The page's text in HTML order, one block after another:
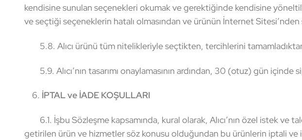
kendisine sunulan seçenekleri okumak ve gerektiğinde kendisine
ve seçtiği seçeneklerin hatalı olmasından ve ürünün İnternet
5.8. Alıcı ürünü tüm nitelikleriyle seçtikten, tercihlerini tamamladıktan
5.9. Alıcı’nın tasarımı onaylamasının ardından, 30 (otuz) gün içinde
6. İPTAL ve İADE KOŞULLARI
6.1. İşbu Sözleşme kapsamında, kural olarak, Alıcı’nın özel istek ve
getirilen ürün ve hizmetler söz konusu olduğundan bu ürünlerin iptali ve